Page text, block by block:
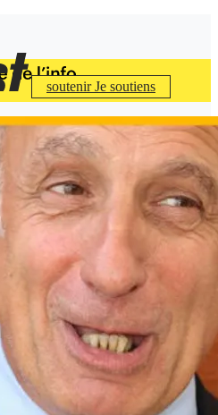
soutenirJe soutiens